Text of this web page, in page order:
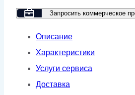
7.5R-
Запросить коммерческое
Описание
Характеристики
Услуги сервиса
Доставка